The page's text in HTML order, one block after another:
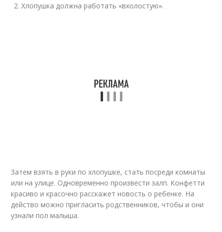
Хлопушка должна работать «вхолостую».
Затем взять в руки по хлопушке, стать посреди комнаты
или на улице. Одновременно произвести залп. Конфетти
красиво и красочно расскажет новость о ребенке. На
действо можно пригласить родственников, чтобы и они
узнали пол малыша.